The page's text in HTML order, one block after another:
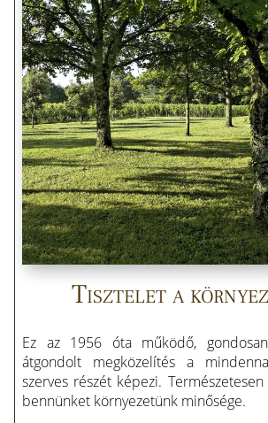
Tisztelet a
Ez az 1956 óta működő,
átgondolt megközelítés a
szerves részét képezi.
bennünket környezetünk minősége.